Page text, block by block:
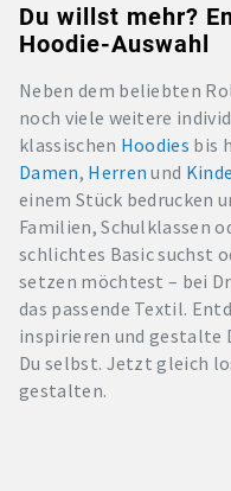
Du willst mehr?
Hoodie-Auswahl
Neben dem beliebten
noch viele weitere
klassischen Hoodies bis
Damen, Herren und
einem Stück bedrucken
Familien, Schulklassen
schlichtes Basic suchst
setzen möchtest – bei
das passende Textil.
inspirieren und gestalte
Du selbst. Jetzt gleich
gestalten.